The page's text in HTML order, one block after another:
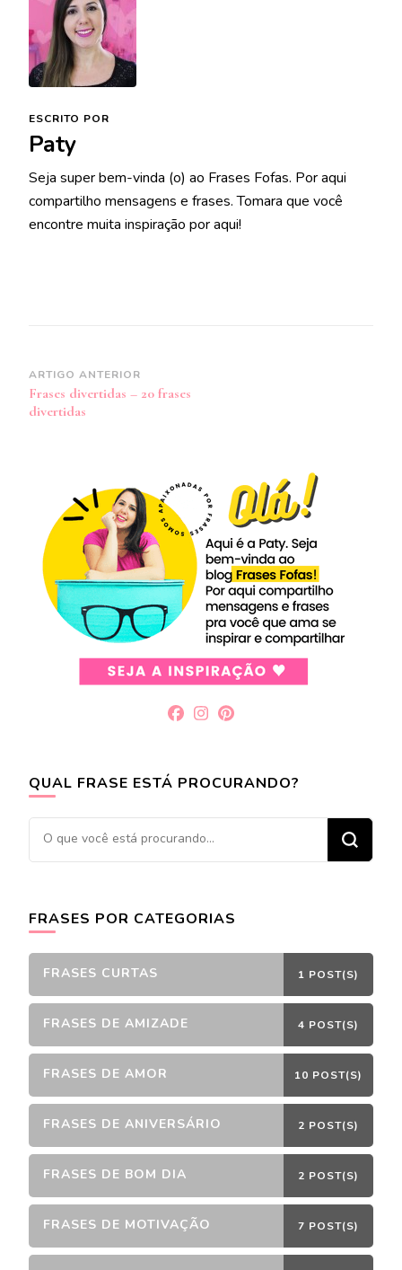
ESCRITO POR
Paty
Seja super bem-vinda (o) ao Frases Fofas. Por aqui
compartilho mensagens e frases. Tomara que você
encontre muita inspiração por aqui!
Navegação
de
ARTIGO ANTERIOR
Frases divertidas – 20 frases
divertidas
QUAL FRASE ESTÁ PROCURANDO?
Procurando
algo?
FRASES POR CATEGORIAS
FRASES CURTAS 1 POST(S)
FRASES DE AMIZADE 4 POST(S)
FRASES DE AMOR 10 POST(S)
FRASES DE ANIVERSÁRIO 2 POST(S)
FRASES DE BOM DIA 2 POST(S)
FRASES DE MOTIVAÇÃO 7 POST(S)